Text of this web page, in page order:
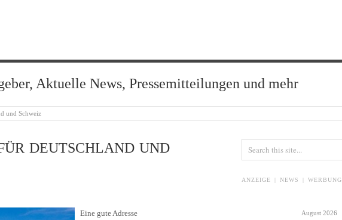
Aktuelle News, Pressemitteilungen und mehr
und Schweiz
DEUTSCHLAND UND
Eine gute Adresse
ANZEIGE | NEWS | WERBUNG
August 2026